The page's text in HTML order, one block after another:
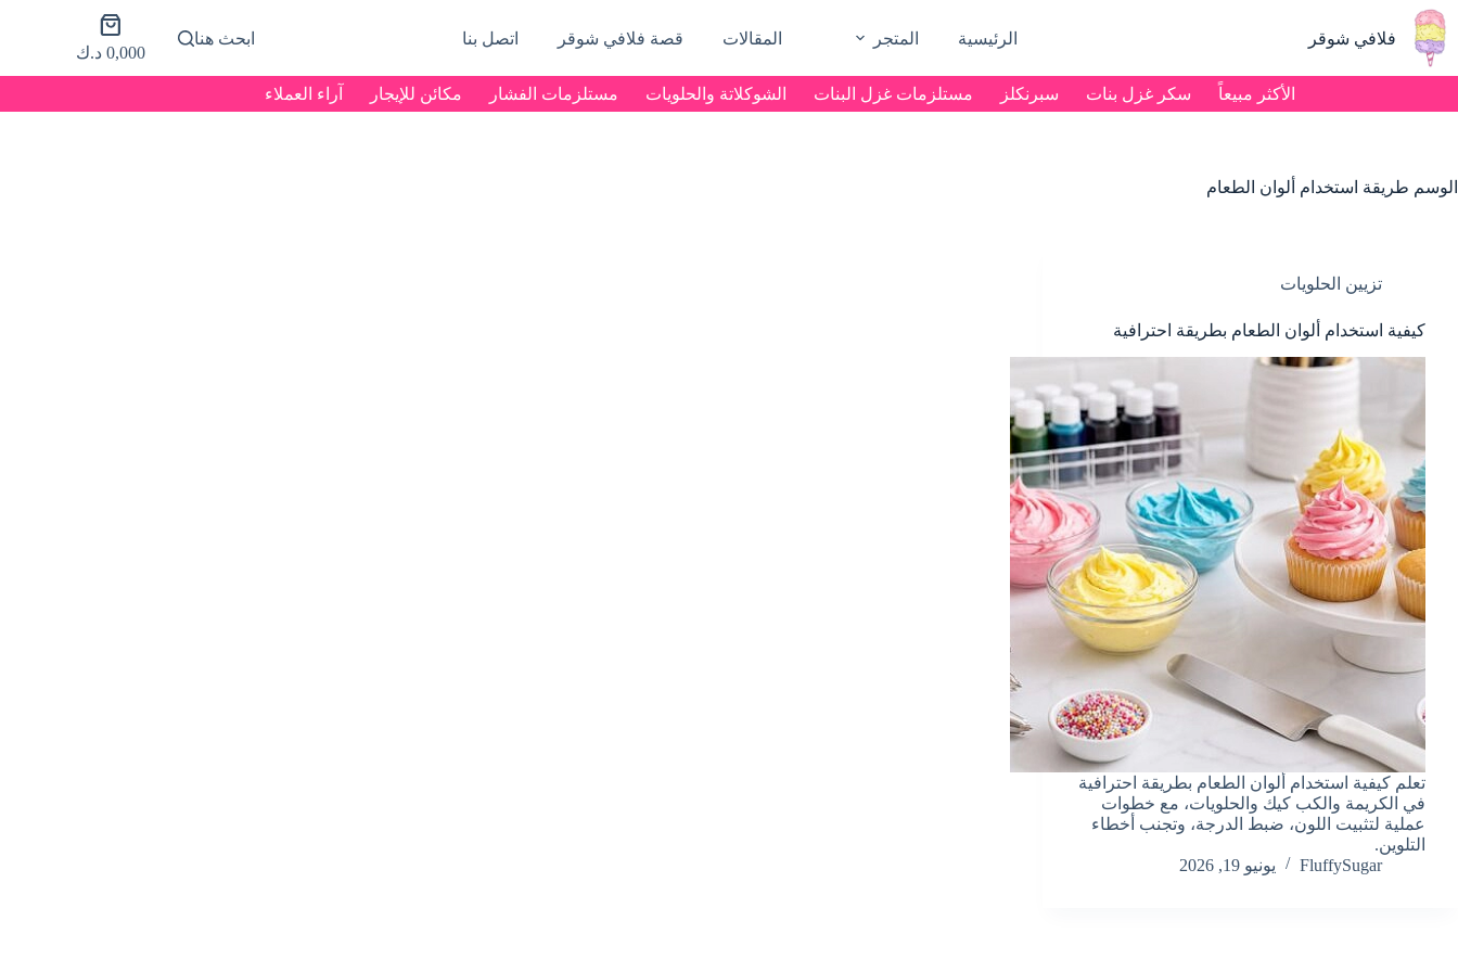
التجاوز
إلى
المحتوى
فلافي شوقر الرئيسية المتجر المقالات قصة فلافي شوقر اتصل بنا ابحث هنا
عربة
التسوق0,000 د.ك
الأكثر مبيعاً سكر غزل بنات سبرنكلز مستلزمات غزل البنات الشوكلاتة والحلويات مستلزمات الفشار مكائن للإيجار آراء العملاء
الوسم طريقة استخدام ألوان الطعام
تزيين الحلويات
كيفية استخدام ألوان الطعام بطريقة احترافية
تعلم كيفية استخدام ألوان الطعام بطريقة احترافية
في الكريمة والكب كيك والحلويات، مع خطوات
عملية لتثبيت اللون، ضبط الدرجة، وتجنب أخطاء
التلوين.
FluffySugar
يونيو 19, 2026